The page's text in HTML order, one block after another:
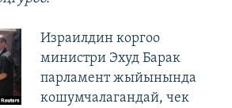
Израилдин коргоо
министри Эхуд Барак
парламент жыйынында
кошумчалагандай, чек